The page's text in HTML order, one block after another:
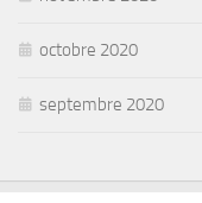
octobre 2020
septembre 2020